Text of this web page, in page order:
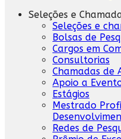
Seleções e
Seleções e
Bolsas de
Cargos em
Consultorias
Chamadas de
Apoio a
Estágios
Mestrado
Redes de